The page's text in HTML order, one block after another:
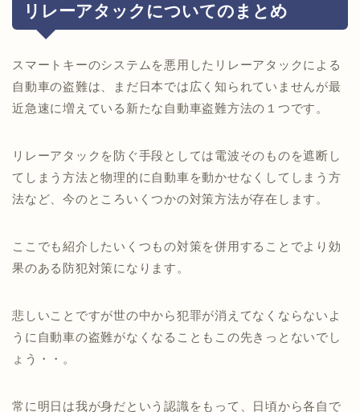
リレーアタックについてのまとめ
スマートキーのシステムを悪用したリレーアタックによる
自動車の盗難は、まだ日本では広く知られていませんが最
近急速に増えている新たな自動車盗難方法の１つです。
リレーアタックを防ぐ手段としては電波そのものを遮断し
てしまう方法と物理的に自動車を動かせなくしてしまう方
法など、今のところいくつかの対策方法が存在します。
ここでも紹介したいくつもの対策を併用することでより効
果のある防犯対策になります。
悲しいことですが世の中から犯罪が消えてなくならないよ
うに自動車の盗難がなくなることもこの先きっとないでし
ょう・・。
常に明日は我が身だという認識をもって、日頃から各自で